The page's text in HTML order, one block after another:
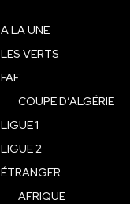
A LA UNE
LES VERTS
FAF
COUPE D’ALGÉRIE
LIGUE 1
LIGUE 2
ÉTRANGER
AFRIQUE